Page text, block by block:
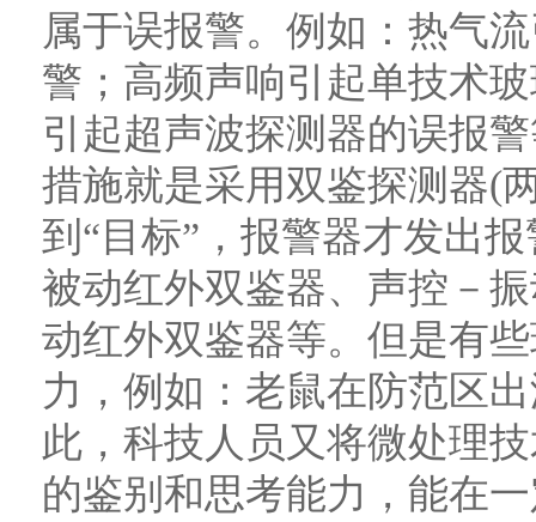
属于误报警。例如：热气
警；高频声响引起单技术
引起超声波探测器的误报
措施就是采用双鉴探测器(
到“目标”，报警器才发出
被动红外双鉴器、声控－
动红外双鉴器等。但是有
力，例如：老鼠在防范区
此，科技人员又将微处理
的鉴别和思考能力，能在